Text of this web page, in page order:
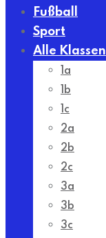
Fußball
Sport
Alle Klassen
1a
1b
1c
2a
2b
2c
3a
3b
3c